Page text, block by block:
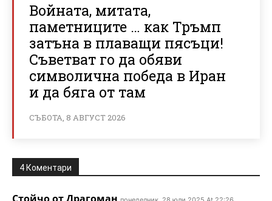
Войната, митата,
паметниците … как Тръмп
затъна в плаващи пясъци!
Съветват го да обяви
символична победа в Иран
и да бяга от там
СЪБОТА, 8 АВГУСТ 2026
4 Коментари
Стойчо от Драгоман